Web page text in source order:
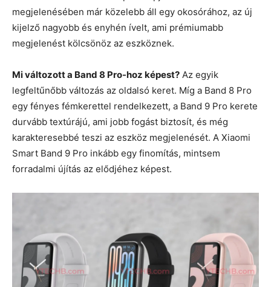
megjelenésében már közelebb áll egy okosórához, az új
kijelző nagyobb és enyhén ívelt, ami prémiumabb
megjelenést kölcsönöz az eszköznek.
Mi változott a Band 8 Pro-hoz képest? Az egyik
legfeltűnőbb változás az oldalsó keret. Míg a Band 8 Pro
egy fényes fémkerettel rendelkezett, a Band 9 Pro kerete
durvább textúrájú, ami jobb fogást biztosít, és még
karakteresebbé teszi az eszköz megjelenését. A Xiaomi
Smart Band 9 Pro inkább egy finomítás, mintsem
forradalmi újítás az elődjéhez képest.